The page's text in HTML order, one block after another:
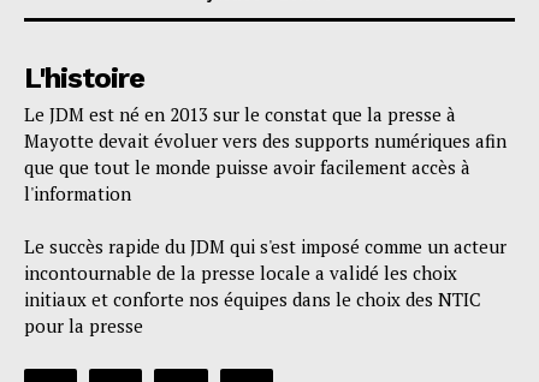
L'histoire
Le JDM est né en 2013 sur le constat que la presse à
Mayotte devait évoluer vers des supports numériques afin
que que tout le monde puisse avoir facilement accès à
l'information
Le succès rapide du JDM qui s'est imposé comme un acteur
incontournable de la presse locale a validé les choix
initiaux et conforte nos équipes dans le choix des NTIC
pour la presse